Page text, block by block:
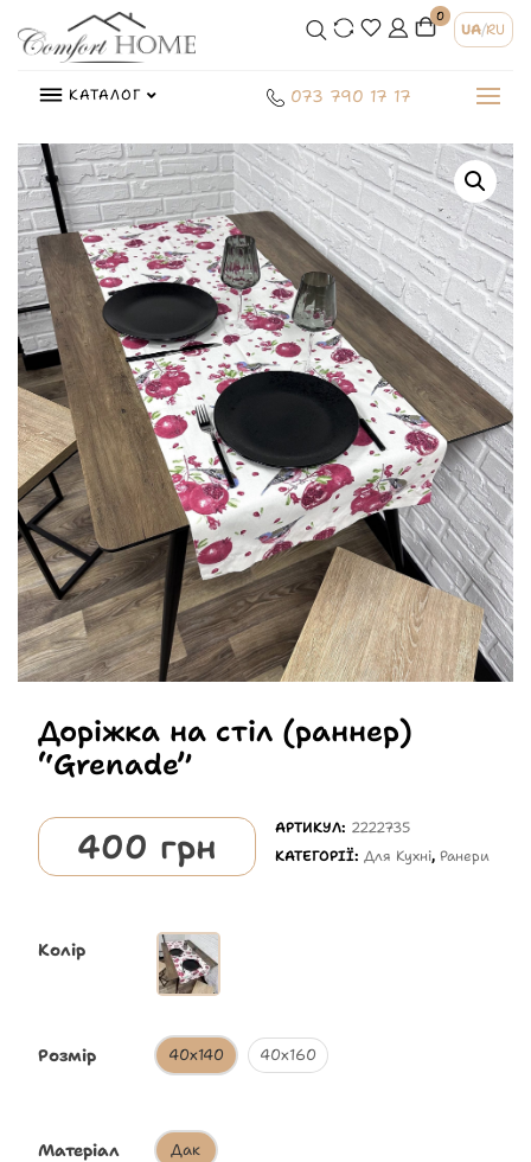
0
UA/RU
КАТАЛОГ 073 790 17 17
Доріжка на стіл (раннер)
“Grenade”
400 грн АРТИКУЛ: 2222735
КАТЕГОРІЇ:Для Кухні,Ранери
Колір
Розмір 40х140 40х160
Матеріал Дак